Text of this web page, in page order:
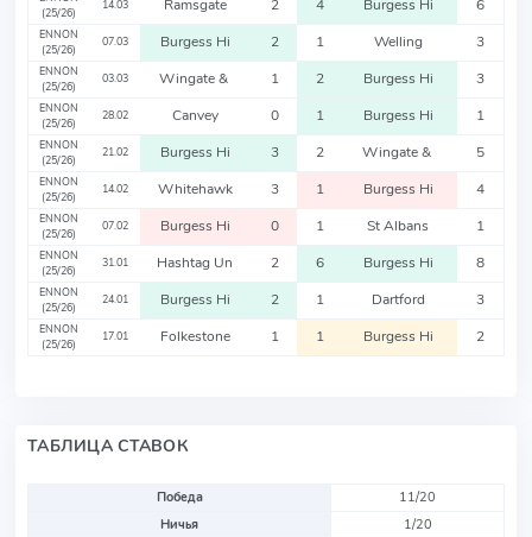
(25/26)
14.03 Ramsgate 2 4 Burgess Hi 6
ENNON
(25/26)
07.03 Burgess Hi 2 1 Welling 3
ENNON
(25/26)
03.03 Wingate & 1 2 Burgess Hi 3
ENNON
(25/26)
28.02 Canvey 0 1 Burgess Hi 1
ENNON
(25/26)
21.02 Burgess Hi 3 2 Wingate & 5
ENNON
(25/26)
14.02 Whitehawk 3 1 Burgess Hi 4
ENNON
(25/26)
07.02 Burgess Hi 0 1 St Albans 1
ENNON
(25/26)
31.01 Hashtag Un 2 6 Burgess Hi 8
ENNON
(25/26)
24.01 Burgess Hi 2 1 Dartford 3
ENNON
(25/26)
17.01 Folkestone 1 1 Burgess Hi 2
ТАБЛИЦА СТАВОК
Победа
11/20
Ничья
1/20